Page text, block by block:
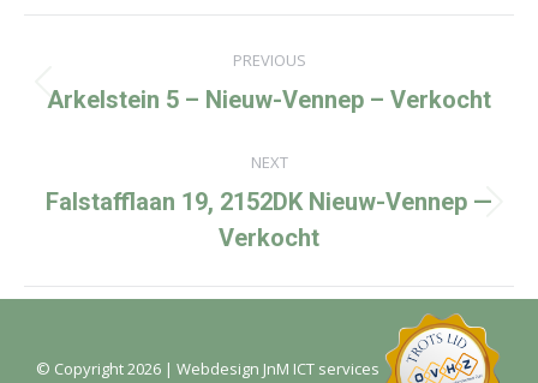
PREVIOUS
Previous
Arkelstein 5 – Nieuw-Vennep – Verkocht
NEXT
Next
project:
Falstafflaan 19, 2152DK Nieuw-Vennep —
Verkocht
© Copyright2026| Webdesign JnM ICT services